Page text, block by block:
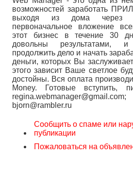
возможностей заработать
выходя из дома через
первоначальное вложение
этот бизнес в течение 30
довольны результатами,
продолжить дело и начать
деньги, которых Вы
этого зависит Ваше светлое
достойны. Вся оплата
Money. Готовые вступить,
bjorn@rambler.ru
Сообщить о спаме или
публикации
Пожаловаться на